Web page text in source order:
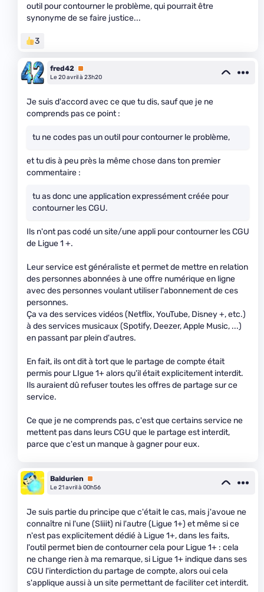
outil pour contourner le problème, qui pourrait être
synonyme de se faire justice...
3
fred42 Premium
Le 20 avril à 23h20
Je suis d'accord avec ce que tu dis, sauf que je ne
comprends pas ce point :
tu ne codes pas un outil pour contourner le problème,
et tu dis à peu près la même chose dans ton premier
commentaire :
tu as donc une application expressément créée pour
contourner les CGU.
Ils n'ont pas codé un site/une appli pour contourner les CGU
de Ligue 1 +.
Leur service est généraliste et permet de mettre en relation
des personnes abonnées à une offre numérique en ligne
avec des personnes voulant utiliser l'abonnement de ces
personnes.
Ça va des services vidéos (Netflix, YouTube, Disney +, etc.)
à des services musicaux (Spotify, Deezer, Apple Music, ...)
en passant par plein d'autres.
En fait, ils ont dit à tort que le partage de compte était
permis pour LIgue 1+ alors qu'il était explicitement interdit.
Ils auraient dû refuser toutes les offres de partage sur ce
service.
Ce que je ne comprends pas, c'est que certains service ne
mettent pas dans leurs CGU que le partage est interdit,
parce que c'est un manque à gagner pour eux.
Baldurien
Premium
Le 21 avril à 00h56
Je suis partie du principe que c'était le cas, mais j'avoue ne
connaître ni l'une (Sliiit) ni l'autre (Ligue 1+) et même si ce
n'est pas explicitement dédié à Ligue 1+, dans les faits,
l'outil permet bien de contourner cela pour Ligue 1+ : cela
ne change rien à ma remarque, si Ligue 1+ indique dans ses
CGU l'interdiction du partage de compte, alors oui cela
s'applique aussi à un site permettant de faciliter cet interdit.